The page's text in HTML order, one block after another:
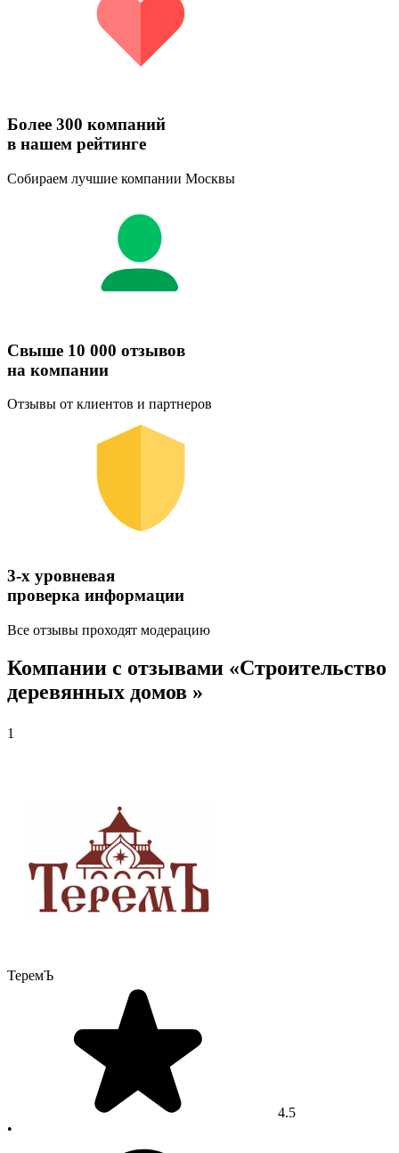
Более 300 компаний
в нашем рейтинге
Собираем лучшие компании Москвы
Свыше 10 000 отзывов
на компании
Отзывы от клиентов и партнеров
3-х уровневая
проверка информации
Все отзывы проходят модерацию
Компании с отзывами «Строительство
деревянных домов »
1
ТеремЪ
4.5
•